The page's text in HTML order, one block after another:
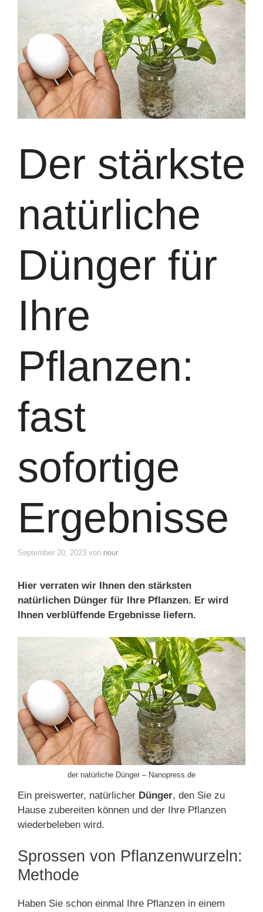
Der stärkste
natürliche
Dünger für
Ihre
Pflanzen:
fast
sofortige
Ergebnisse
September 20, 2023 von nour
Hier verraten wir Ihnen den stärksten
natürlichen Dünger für Ihre Pflanzen. Er wird
Ihnen verblüffende Ergebnisse liefern.
der natürliche Dünger – Nanopress.de
Ein preiswerter, natürlicher Dünger, den Sie zu
Hause zubereiten können und der Ihre Pflanzen
wiederbeleben wird.
Sprossen von Pflanzenwurzeln:
Methode
Haben Sie schon einmal Ihre Pflanzen in einem